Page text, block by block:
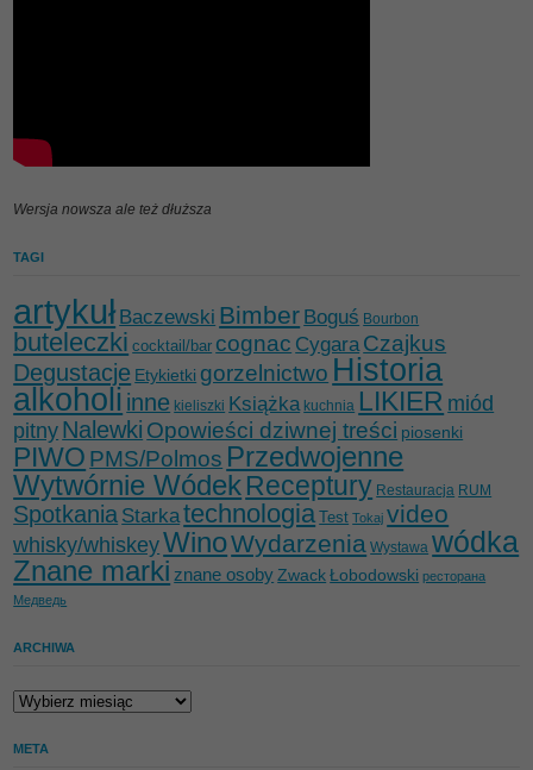
Wersja nowsza ale też dłuższa
TAGI
artykułBaczewski Bimber Boguś Bourbon
buteleczki cocktail/bar cognac CygaraCzajkus
Degustacje Etykietki gorzelnictwo Historia
alkoholi inne kieliszki Książka kuchnia LIKIER miód
pitny Nalewki Opowieści dziwnej treści piosenki
PIWO PMS/Polmos Przedwojenne
Wytwórnie WódekReceptury Restauracja RUM
Spotkania Starkatechnologia Test Tokaj video
whisky/whiskeyWinoWydarzenia Wystawa wódka
Znane marki znane osoby Zwack Łobodowski ресторана
Медведь
ARCHIWA
Archiwa
META